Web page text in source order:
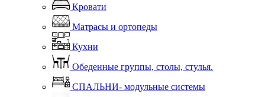
Кровати
Матрасы и ортопеды
Кухни
Обеденные группы, столы, стулья.
СПАЛЬНИ- модульные системы